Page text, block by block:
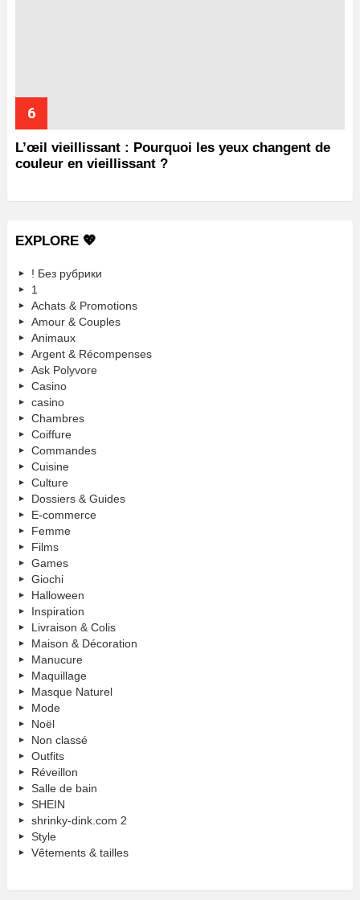
L’œil vieillissant : Pourquoi les yeux changent de
couleur en vieillissant ?
EXPLORE 💖
! Без рубрики
1
Achats & Promotions
Amour & Couples
Animaux
Argent & Récompenses
Ask Polyvore
Casino
casino
Chambres
Coiffure
Commandes
Cuisine
Culture
Dossiers & Guides
E-commerce
Femme
Films
Games
Giochi
Halloween
Inspiration
Livraison & Colis
Maison & Décoration
Manucure
Maquillage
Masque Naturel
Mode
Noël
Non classé
Outfits
Réveillon
Salle de bain
SHEIN
shrinky-dink.com 2
Style
Vêtements & tailles